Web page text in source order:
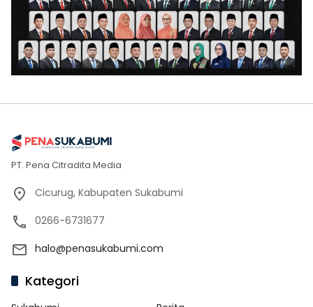
PT. Pena Citradita Media
Cicurug, Kabupaten Sukabumi
0266-6731677
halo@penasukabumi.com
Kategori